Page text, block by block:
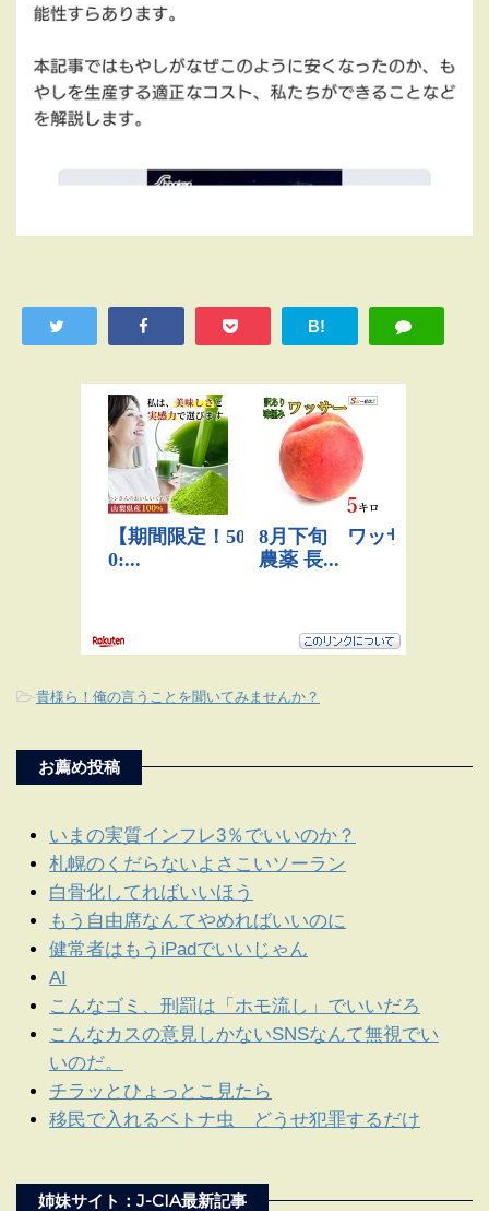
B!
-貴様ら！俺の言うことを聞いてみませんか？
お薦め投稿
いまの実質インフレ3％でいいのか？
札幌のくだらないよさこいソーラン
白骨化してればいいほう
もう自由席なんてやめればいいのに
健常者はもうiPadでいいじゃん
AI
こんなゴミ、刑罰は「ホモ流し」でいいだろ
こんなカスの意見しかないSNSなんて無視でい
いのだ。
チラッとひょっとこ見たら
移民で入れるベトナ虫 どうせ犯罪するだけ
姉妹サイト：J-CIA最新記事